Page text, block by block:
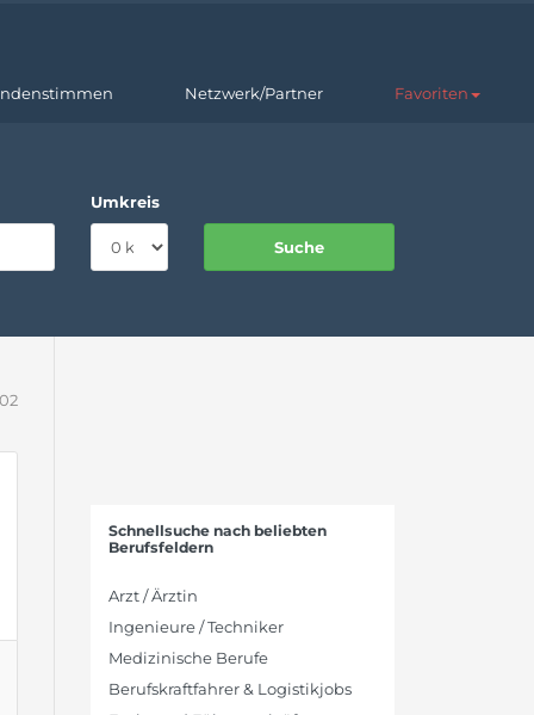
Netzwerk/Partner Favoriten
Umkreis
Schnellsuche nach beliebten
Berufsfeldern
Arzt / Ärztin
Ingenieure / Techniker
Medizinische Berufe
Berufskraftfahrer & Logistikjobs